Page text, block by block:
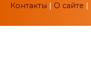
Контакты | О сайте |